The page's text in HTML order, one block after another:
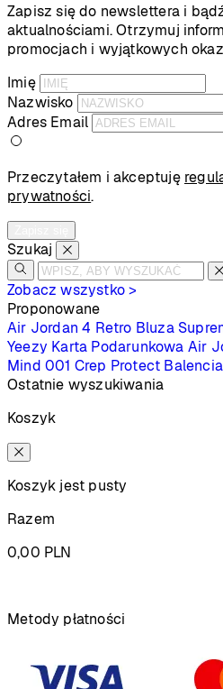
Zapisz się do newslettera i
aktualnościami. Otrzymuj
promocjach i wyjątkowych
Imię
Nazwisko
Adres Email
Przeczytałem i akceptuję
prywatności.
Szukaj
Zobacz wszystko >
Proponowane
Air Jordan 4 Retro Bluza
Yeezy Karta Podarunkowa Air
Mind 001 Crep Protect
Ostatnie wyszukiwania
Koszyk
Koszyk jest pusty
Razem
0,00 PLN
Metody płatności